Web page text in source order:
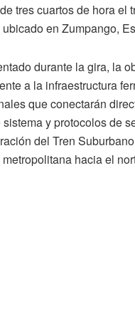
tres cuartos de hora el
en Zumpango,
durante la gira, la
a la infraestructura
que conectarán
y protocolos de
del Tren
hacia el